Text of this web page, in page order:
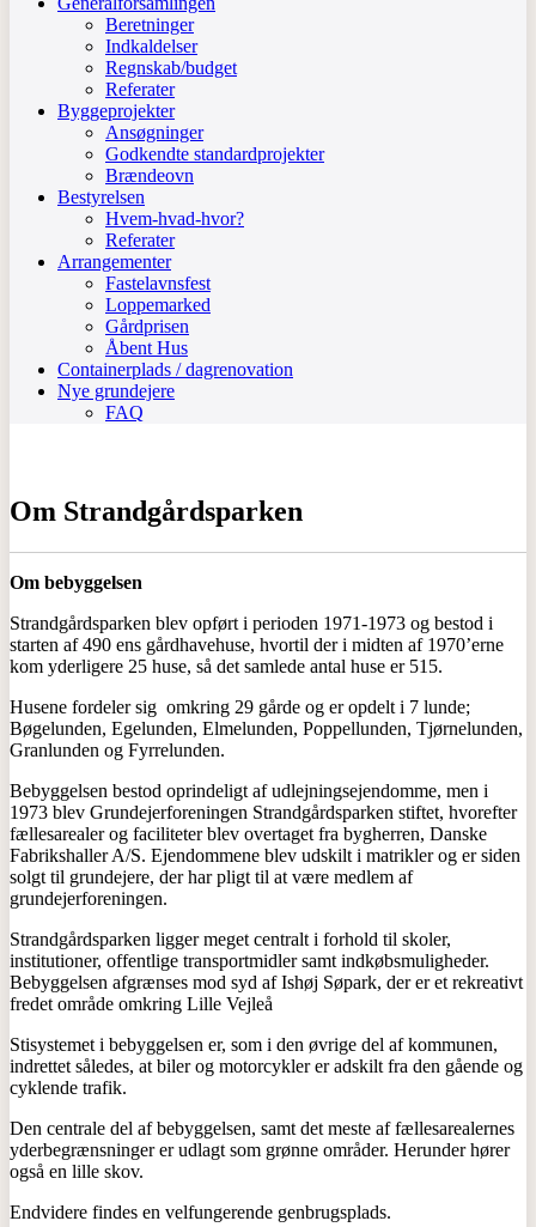
Beretninger
Indkaldelser
Regnskab/budget
Referater
Byggeprojekter
Ansøgninger
Godkendte standardprojekter
Brændeovn
Bestyrelsen
Hvem-hvad-hvor?
Referater
Arrangementer
Fastelavnsfest
Loppemarked
Gårdprisen
Åbent Hus
Containerplads / dagrenovation
Nye grundejere
FAQ
Om Strandgårdsparken
Om bebyggelsen
Strandgårdsparken blev opført i perioden 1971-1973 og bestod i
starten af 490 ens gårdhavehuse, hvortil der i midten af 1970’erne
kom yderligere 25 huse, så det samlede antal huse er 515.
Husene fordeler sig omkring 29 gårde og er opdelt i 7 lunde;
Bøgelunden, Egelunden, Elmelunden, Poppellunden, Tjørnelunden,
Granlunden og Fyrrelunden.
Bebyggelsen bestod oprindeligt af udlejningsejendomme, men i
1973 blev Grundejerforeningen Strandgårdsparken stiftet, hvorefter
fællesarealer og faciliteter blev overtaget fra bygherren, Danske
Fabrikshaller A/S. Ejendommene blev udskilt i matrikler og er siden
solgt til grundejere, der har pligt til at være medlem af
grundejerforeningen.
Strandgårdsparken ligger meget centralt i forhold til skoler,
institutioner, offentlige transportmidler samt indkøbsmuligheder.
Bebyggelsen afgrænses mod syd af Ishøj Søpark, der er et rekreativt
fredet område omkring Lille Vejleå
Stisystemet i bebyggelsen er, som i den øvrige del af kommunen,
indrettet således, at biler og motorcykler er adskilt fra den gående og
cyklende trafik.
Den centrale del af bebyggelsen, samt det meste af fællesarealernes
yderbegrænsninger er udlagt som grønne områder. Herunder hører
også en lille skov.
Endvidere findes en velfungerende genbrugsplads.